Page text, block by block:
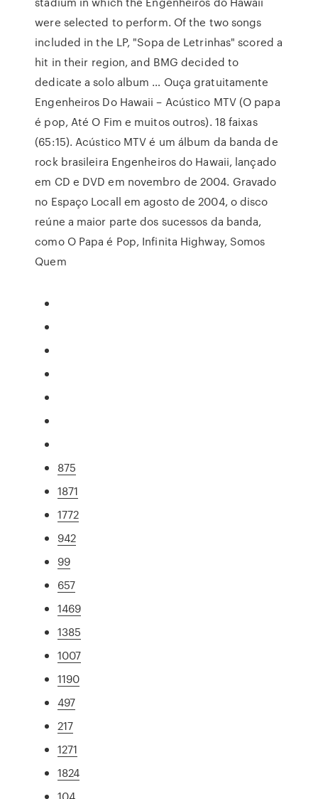
were selected to perform. Of the two songs
included in the LP, "Sopa de Letrinhas" scored a
hit in their region, and BMG decided to
dedicate a solo album … Ouça gratuitamente
Engenheiros Do Hawaii – Acústico MTV (O papa
é pop, Até O Fim e muitos outros). 18 faixas
(65:15). Acústico MTV é um álbum da banda de
rock brasileira Engenheiros do Hawaii, lançado
em CD e DVD em novembro de 2004. Gravado
no Espaço Locall em agosto de 2004, o disco
reúne a maior parte dos sucessos da banda,
como O Papa é Pop, Infinita Highway, Somos
Quem
875
1871
1772
942
99
657
1469
1385
1007
1190
497
217
1271
1824
104